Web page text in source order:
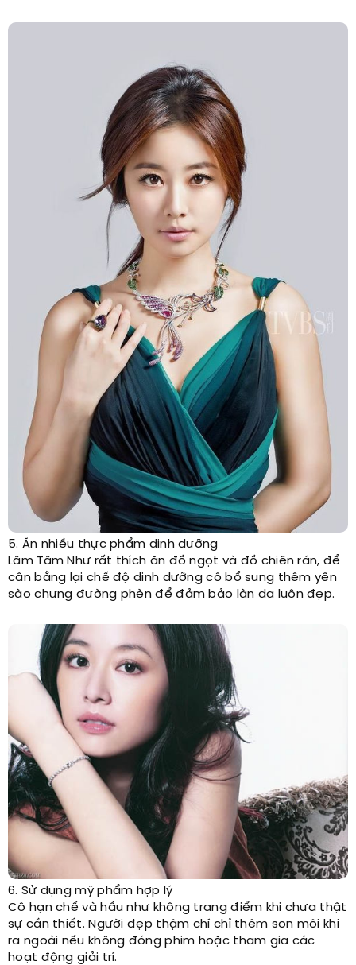
5. Ăn nhiều thực phẩm dinh dưỡng
Lâm Tâm Như rất thích ăn đồ ngọt và đồ chiên rán, để
cân bằng lại chế độ dinh dưỡng cô bổ sung thêm yến
sào chưng đường phèn để đảm bảo làn da luôn đẹp.
6. Sử dụng mỹ phẩm hợp lý
Cô hạn chế và hầu như không trang điểm khi chưa thật
sự cần thiết. Người đẹp thậm chí chỉ thêm son môi khi
ra ngoài nếu không đóng phim hoặc tham gia các
hoạt động giải trí.